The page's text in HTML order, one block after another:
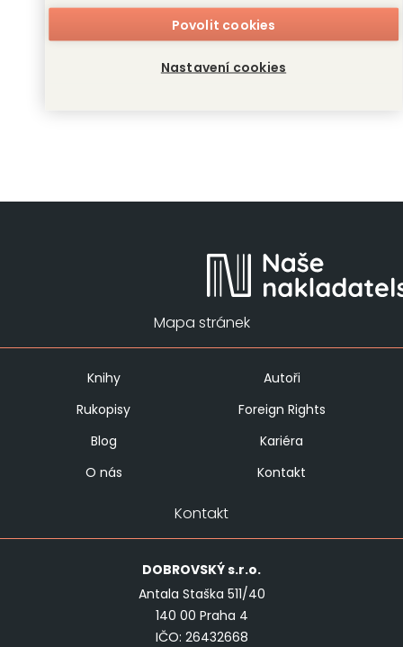
Povolit cookies
Nastavení cookies
Mapa stránek
Knihy
Autoři
Rukopisy
Foreign Rights
Blog
Kariéra
O nás
Kontakt
Kontakt
DOBROVSKÝs.r.o.
Antala Staška 511/40
140 00 Praha 4
IČO: 26432668